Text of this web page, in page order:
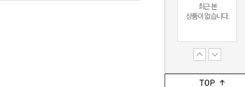
최근 본
상품이 없습니다.
최근 본
상품이 없습니다.